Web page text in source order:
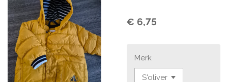
€ 6,75
Merk